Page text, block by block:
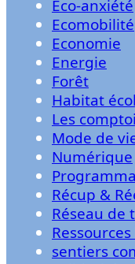
Eco-anxiété
Ecomobilité
Economie
Energie
Forêt
Habitat
Les
Mode de
Numérique
Récup &
Réseau de
sentiers